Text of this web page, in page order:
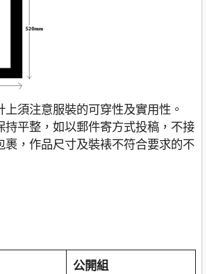
上須注意服裝的可穿性及實用性。
持平整，如以郵件寄方式投稿 ， 不接
裹 ， 作品尺寸及裝裱不符合要求的不
公開組